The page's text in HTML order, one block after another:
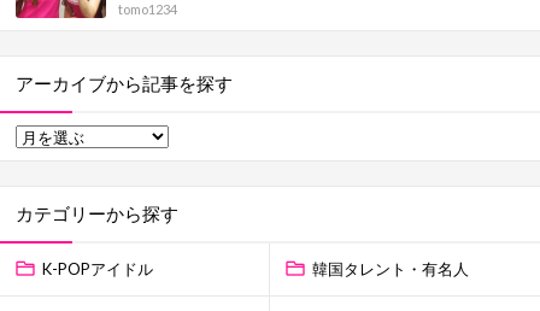
tomo1234
アーカイブから記事を探す
カテゴリーから探す
K-POPアイドル 韓国タレント・有名人